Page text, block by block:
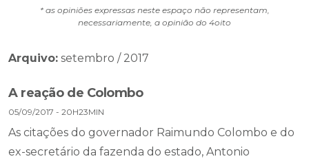
* as opiniões expressas neste espaço não representam,
necessariamente, a opinião do 4oito
Arquivo: setembro / 2017
A reação de Colombo
05/09/2017 - 20H23MIN
As citações do governador Raimundo Colombo e do
ex-secretário da fazenda do estado, Antonio